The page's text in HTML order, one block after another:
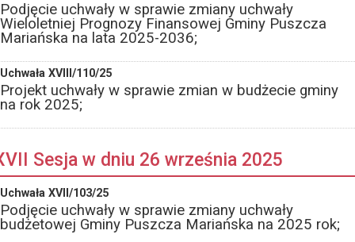
Podjęcie uchwały w sprawie zmiany uchwały
Wieloletniej Prognozy Finansowej Gminy Puszcza
Mariańska na lata 2025-2036;
Uchwała XVIII/110/25
Projekt uchwały w sprawie zmian w budżecie gminy
na rok 2025;
Sesja w dniu 26 września 2025
Uchwała XVII/103/25
Podjęcie uchwały w sprawie zmiany uchwały
budżetowej Gminy Puszcza Mariańska na 2025 rok;